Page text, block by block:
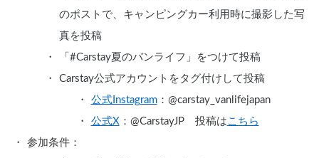
のポストで、キャンピングカー利用時に撮影した写
真を投稿
「#Carstay夏のバンライフ」をつけて投稿
Carstay公式アカウントをタグ付けして投稿
公式Instagram：@carstay_vanlifejapan
公式X：@CarstayJP　投稿は こちら
参加条件：